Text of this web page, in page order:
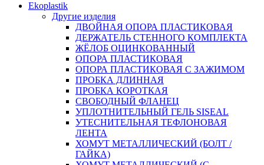
Ekoplastik
Другие изделия
ДВОЙНАЯ ОПОРА ПЛАСТИКОВАЯ
ДЕРЖАТЕЛЬ СТЕННОГО КОМПЛЕКТА
ЖЁЛОБ ОЦИНКОВАННЫЙ
ОПОРА ПЛАСТИКОВАЯ
ОПОРА ПЛАСТИКОВАЯ С ЗАЖИМОМ
ПРОБКА ДЛИННАЯ
ПРОБКА КОРОТКАЯ
СВОБОДНЫЙ ФЛАНЕЦ
УПЛОТНИТЕЛЬНЫЙ ГЕЛЬ SISEAL
УТЕСНИТЕЛЬНАЯ ТЕФЛОНОВАЯ
ЛЕНТА
ХОМУТ МЕТАЛЛИЧЕСКИЙ (БОЛТ /
ГАЙКА)